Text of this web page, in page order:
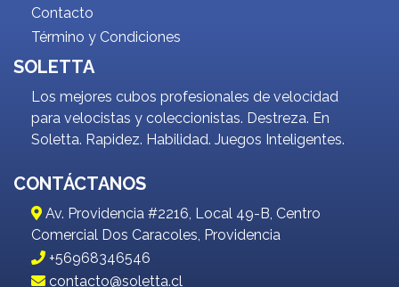
Contacto
Término y Condiciones
SOLETTA
Los mejores cubos profesionales de velocidad
para velocistas y coleccionistas. Destreza. En
Soletta. Rapidez. Habilidad. Juegos Inteligentes.
CONTÁCTANOS
Av. Providencia #2216, Local 49-B, Centro
Comercial Dos Caracoles, Providencia
+56968346546
contacto@soletta.cl